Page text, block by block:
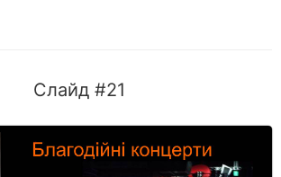
Слайд #21